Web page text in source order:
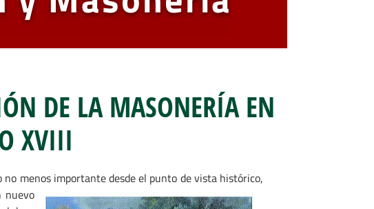
DE LA MASONERÍA EN
XVIII
menos importante desde el punto de vista histórico,
nuevo